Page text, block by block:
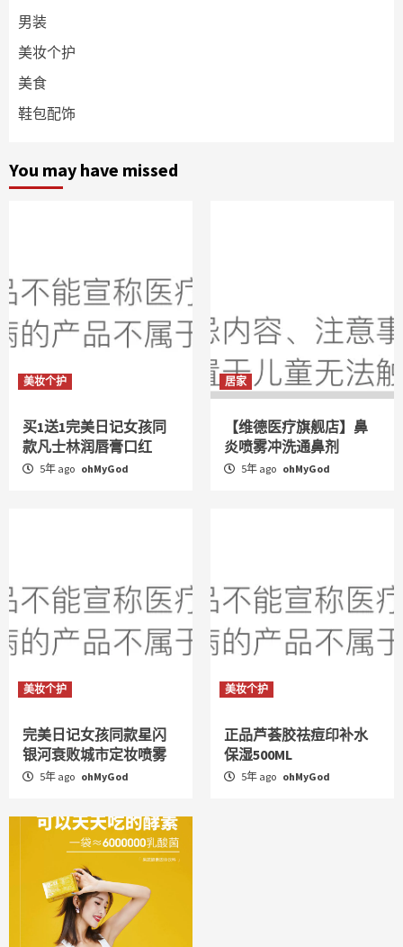
男装
美妆个护
美食
鞋包配饰
You may have missed
美妆个护
买1送1完美日记女孩同
款凡士林润唇膏口红
5年 ago ohMyGod
居家
【维德医疗旗舰店】鼻
炎喷雾冲洗通鼻剂
5年 ago ohMyGod
美妆个护
完美日记女孩同款星闪
银河衰败城市定妆喷雾
5年 ago ohMyGod
美妆个护
正品芦荟胶祛痘印补水
保湿500ML
5年 ago ohMyGod